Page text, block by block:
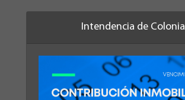
Intendencia de Colonia